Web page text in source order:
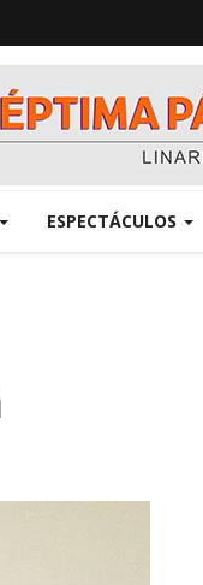
ESPECTÁCULOS